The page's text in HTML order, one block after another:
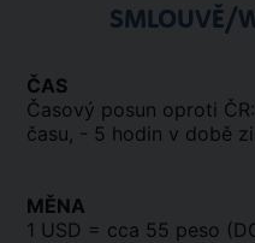
SMLOUVĚ/
ČAS
Časový posun oproti
času, - 5 hodin v době
MĚNA
1 USD = cca 55 peso